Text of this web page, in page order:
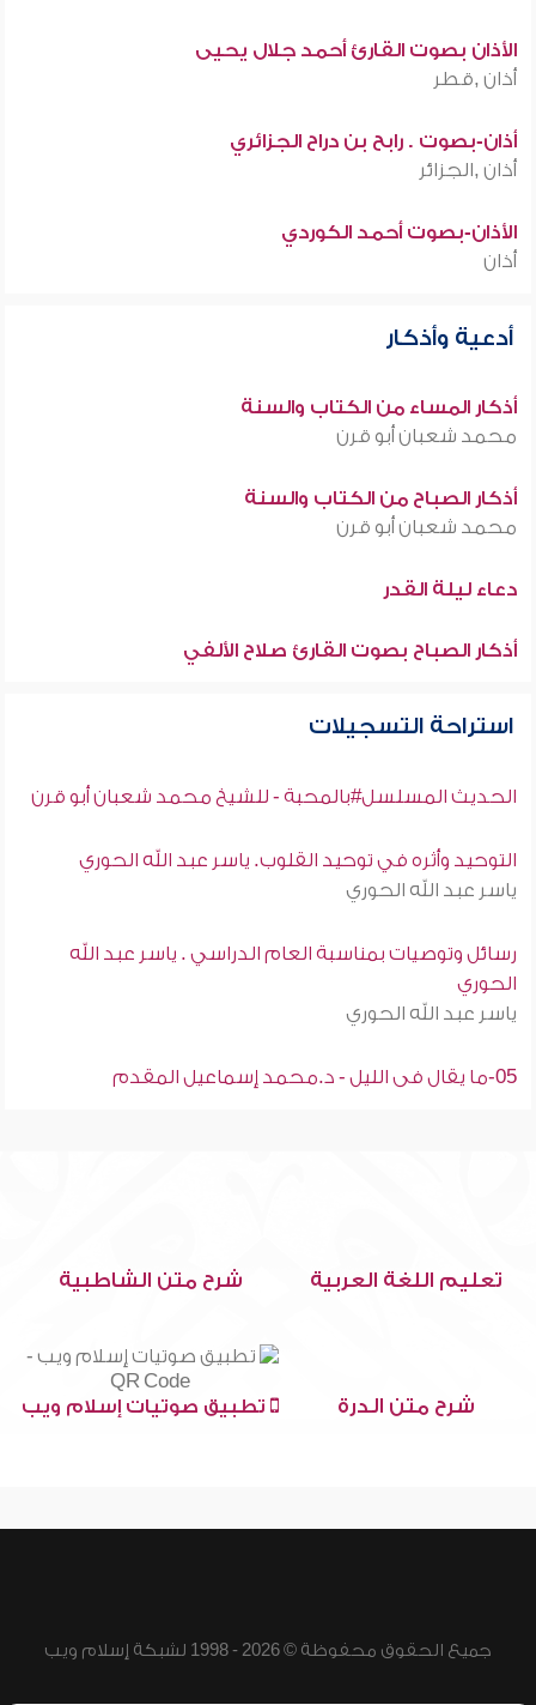
الأذان بصوت القارئ أحمد جلال يحيى
أذان ,قطر
أذان-بصوت . رابح بن دراح الجزائري
أذان ,الجزائر
الأذان-بصوت أحمد الكوردي
أذان
أدعية وأذكار
أذكار المساء من الكتاب والسنة
محمد شعبان أبو قرن
أذكار الصباح من الكتاب والسنة
محمد شعبان أبو قرن
دعاء ليلة القدر
أذكار الصباح بصوت القارئ صلاح الألفي
استراحة التسجيلات
الحديث المسلسل#بالمحبة - للشيخ محمد شعبان أبو قرن
التوحيد وأثره في توحيد القلوب. ياسر عبد الله الحوري
ياسر عبد الله الحوري
رسائل وتوصيات بمناسبة العام الدراسي . ياسر عبد الله
الحوري
ياسر عبد الله الحوري
05-ما يقال فى الليل - د.محمد إسماعيل المقدم
تعليم اللغة العربية شرح متن الشاطبية
شرح متن الدرة تطبيق صوتيات إسلام ويب
جميع الحقوق محفوظة © 2026 - 1998 لشبكة إسلام ويب